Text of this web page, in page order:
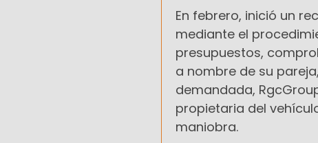
En febrero, inició un
mediante el
presupuestos,
a nombre de su
demandada,
propietaria del
maniobra.